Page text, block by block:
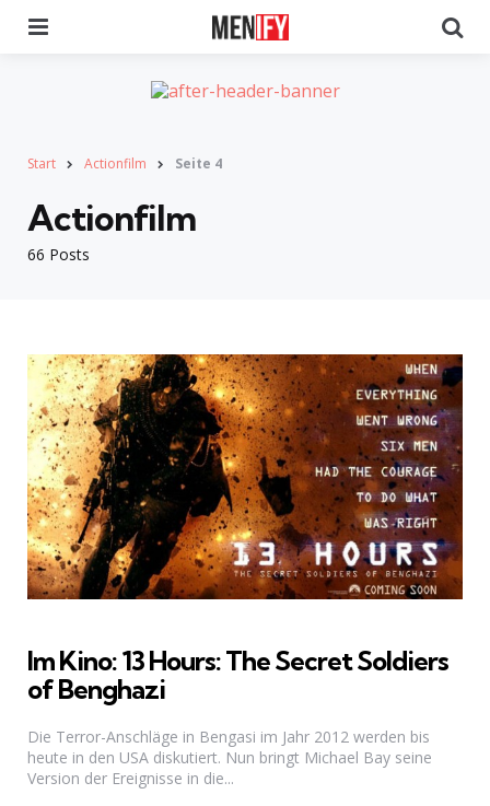
Start Actionfilm Seite 4
66 Posts
Actionfilm
Im Kino: 13 Hours: The Secret Soldiers
of Benghazi
Die Terror-Anschläge in Bengasi im Jahr 2012 werden bis
heute in den USA diskutiert. Nun bringt Michael Bay seine
Version der Ereignisse in die...